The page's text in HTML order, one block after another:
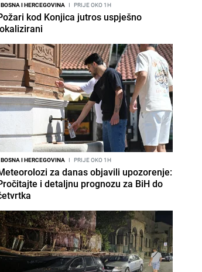
BOSNA I HERCEGOVINA I PRIJE OKO 1H
kod Konjica jutros uspješno
BOSNA I HERCEGOVINA I PRIJE OKO 1H
za danas objavili upozorenje:
i detaljnu prognozu za BiH do